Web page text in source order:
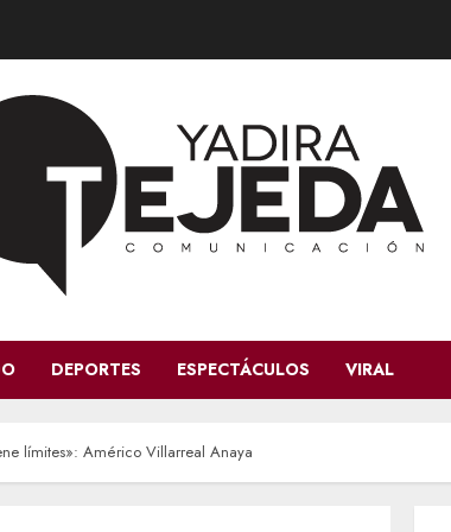
DEPORTES ESPECTÁCULOS VIRAL
límites»: Américo Villarreal Anaya